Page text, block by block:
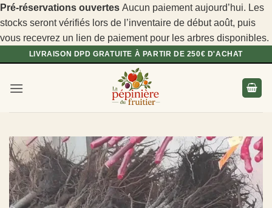
Pré-réservations ouvertes Aucun paiement aujourd’hui. Les
stocks seront vérifiés lors de l’inventaire de début août, puis
vous recevrez un lien de paiement pour les arbres disponibles.
Passer
contenu
LIVRAISON DPD GRATUITE À PARTIR DE 250€ D'ACHAT